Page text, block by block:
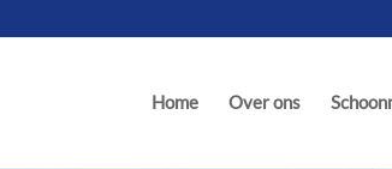
Home Over ons